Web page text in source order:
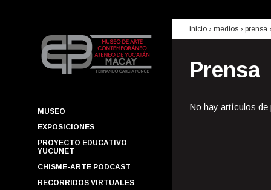
MUSEO
EXPOSICIONES
PROYECTO EDUCATIVO
YUCUNET
CHISME-ARTE PODCAST
RECORRIDOS VIRTUALES
inicio › medios › prensa
Prensa
No hay artículos de